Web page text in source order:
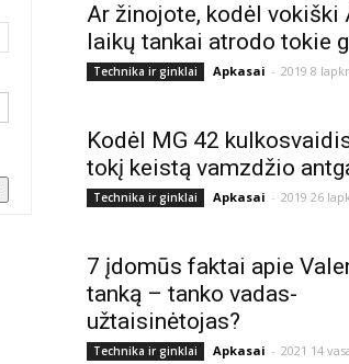
Ar žinojote, kodėl vokiški
laikų tankai atrodo tokie
Technika ir ginklai Apkasai - 2019 8
Kodėl MG 42
tokį keistą vamzdžio
Technika ir ginklai Apkasai - 2019 26
7 įdomūs faktai apie
tanką – tanko vadas-
užtaisinėtojas?
Technika ir ginklai Apkasai - 2021 14